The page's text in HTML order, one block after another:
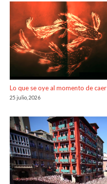
Lo que se oye al momento de caer
25 julio, 2026